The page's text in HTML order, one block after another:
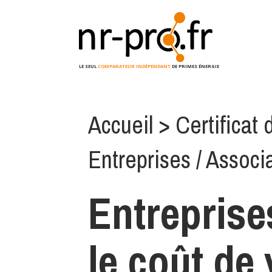
LE SEULCOMPARATEUR INDÉPENDANT DE PRIMES ÉNERGIE
Accueil > Certificat
Entreprises /